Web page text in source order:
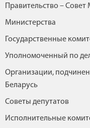
Правительство –
Министерства
Государственные
Уполномоченный по
Организации,
Беларусь
Советы депутатов
Исполнительные